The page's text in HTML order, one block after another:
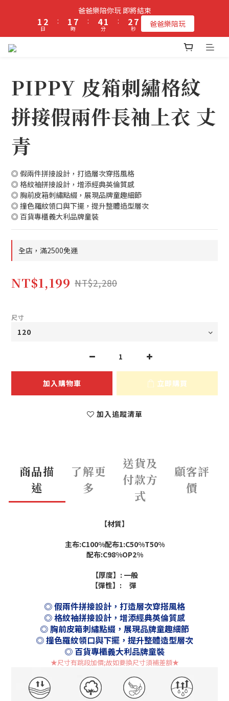
立即加入PIPPY會員即贈$100元購物金!
爸爸樂陪你玩 即將結束
1
0
2
1
日
:
1
0
7
6
2
時
:
5
4
3
2
1
0
分
:
3
2
1
7
6
5
1
0
秒 爸爸樂陪玩
PIPPY 皮箱刺繡格紋
拼接假兩件長袖上衣 丈
青
◎ 假兩件拼接設計，打造層次穿搭風格
◎ 格紋袖拼接設計，增添經典英倫質感
◎ 胸前皮箱刺繡點綴，展現品牌童趣細節
◎ 撞色羅紋領口與下擺，提升整體造型層次
◎ 百貨專櫃義大利品牌童裝
全店，滿2500免運
NT$1,199 NT$2,280
尺寸
加入購物車 立即購買
加入追蹤清單
商品描
述
了解更
多
送貨及
付款方
式
顧客評
價
【材質】
主布:C100%配布1:C50%T50%
配布:C98%OP2%
【厚度】: 一般
【彈性】: 彈
◎ 假兩件拼接設計，打造層次穿搭風格
◎ 格紋袖拼接設計，增添經典英倫質感
◎ 胸前皮箱刺繡點綴，展現品牌童趣細節
◎ 撞色羅紋領口與下擺，提升整體造型層次
◎ 百貨專櫃義大利品牌童裝
★尺寸有跳段加價;故如要換尺寸須補差額★